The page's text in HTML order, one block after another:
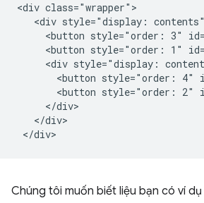
<div class="wrapper">
<div style="display:
<button style="order: 3"
<button style="order: 1"
<div style="display:
<button style="order: 4"
<button style="order: 2"
     </div>
   </div>
Chúng tôi muốn biết liệu bạn có ví